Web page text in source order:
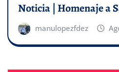
Noticia | Homenaje a
manulopezfdez